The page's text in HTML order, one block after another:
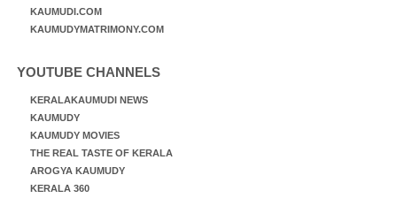
KAUMUDI.COM
KAUMUDYMATRIMONY.COM
YOUTUBE CHANNELS
KERALAKAUMUDI NEWS
KAUMUDY
KAUMUDY MOVIES
THE REAL TASTE OF KERALA
AROGYA KAUMUDY
KERALA 360